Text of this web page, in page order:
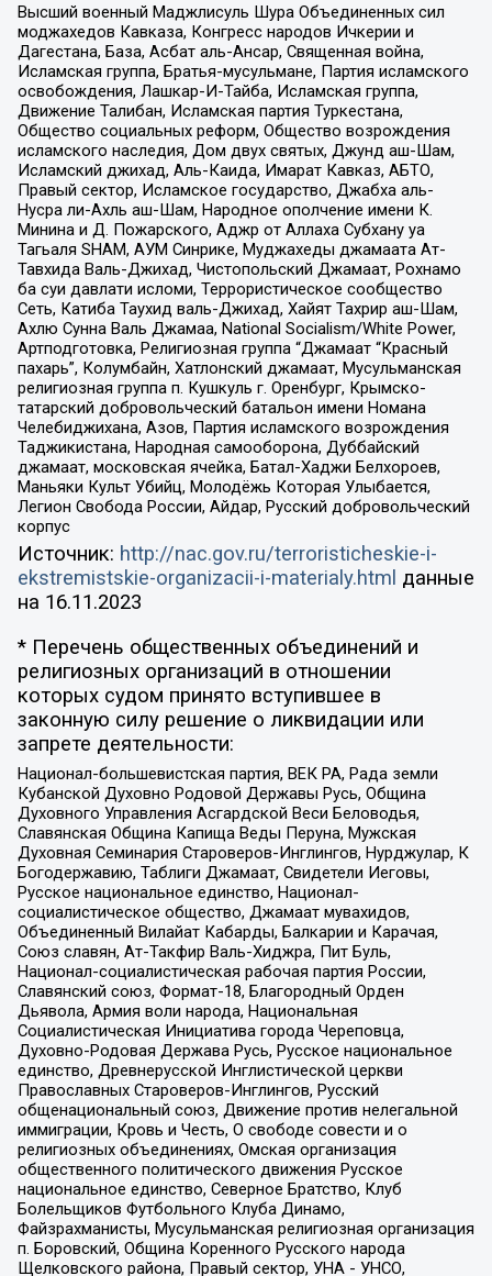
Высший военный Маджлисуль Шура Объединенных сил
моджахедов Кавказа, Конгресс народов Ичкерии и
Дагестана, База, Асбат аль-Ансар, Священная война,
Исламская группа, Братья-мусульмане, Партия исламского
освобождения, Лашкар-И-Тайба, Исламская группа,
Движение Талибан, Исламская партия Туркестана,
Общество социальных реформ, Общество возрождения
исламского наследия, Дом двух святых, Джунд аш-Шам,
Исламский джихад, Аль-Каида, Имарат Кавказ, АБТО,
Правый сектор, Исламское государство, Джабха аль-
Нусра ли-Ахль аш-Шам, Народное ополчение имени К.
Минина и Д. Пожарского, Аджр от Аллаха Субхану уа
Тагьаля SHAM, АУМ Синрике, Муджахеды джамаата Ат-
Тавхида Валь-Джихад, Чистопольский Джамаат, Рохнамо
ба суи давлати исломи, Террористическое сообщество
Сеть, Катиба Таухид валь-Джихад, Хайят Тахрир аш-Шам,
Ахлю Сунна Валь Джамаа, National Socialism/White Power,
Артподготовка, Религиозная группа “Джамаат “Красный
пахарь”, Колумбайн, Хатлонский джамаат, Мусульманская
религиозная группа п. Кушкуль г. Оренбург, Крымско-
татарский добровольческий батальон имени Номана
Челебиджихана, Азов, Партия исламского возрождения
Таджикистана, Народная самооборона, Дуббайский
джамаат, московская ячейка, Батал-Хаджи Белхороев,
Маньяки Культ Убийц, Молодёжь Которая Улыбается,
Легион Свобода России, Айдар, Русский добровольческий
корпус
Источник: http://nac.gov.ru/terroristicheskie-i-
ekstremistskie-organizacii-i-materialy.html данные
на 16.11.2023
* Перечень общественных объединений и
религиозных организаций в отношении
которых судом принято вступившее в
законную силу решение о ликвидации или
запрете деятельности:
Национал-большевистская партия, ВЕК РА, Рада земли
Кубанской Духовно Родовой Державы Русь, Община
Духовного Управления Асгардской Веси Беловодья,
Славянская Община Капища Веды Перуна, Мужская
Духовная Семинария Староверов-Инглингов, Нурджулар, К
Богодержавию, Таблиги Джамаат, Свидетели Иеговы,
Русское национальное единство, Национал-
социалистическое общество, Джамаат мувахидов,
Объединенный Вилайат Кабарды, Балкарии и Карачая,
Союз славян, Ат-Такфир Валь-Хиджра, Пит Буль,
Национал-социалистическая рабочая партия России,
Славянский союз, Формат-18, Благородный Орден
Дьявола, Армия воли народа, Национальная
Социалистическая Инициатива города Череповца,
Духовно-Родовая Держава Русь, Русское национальное
единство, Древнерусской Инглистической церкви
Православных Староверов-Инглингов, Русский
общенациональный союз, Движение против нелегальной
иммиграции, Кровь и Честь, О свободе совести и о
религиозных объединениях, Омская организация
общественного политического движения Русское
национальное единство, Северное Братство, Клуб
Болельщиков Футбольного Клуба Динамо,
Файзрахманисты, Мусульманская религиозная организация
п. Боровский, Община Коренного Русского народа
Щелковского района, Правый сектор, УНА - УНСО,